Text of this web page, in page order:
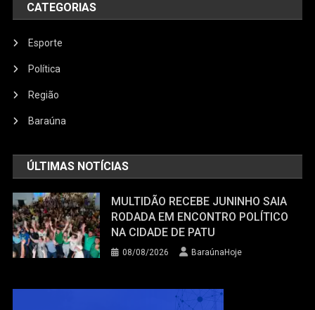
CATEGORIAS
Esporte
Política
Região
Baraúna
ÚLTIMAS NOTÍCIAS
MULTIDÃO RECEBE JUNINHO SAIA
RODADA EM ENCONTRO POLÍTICO
NA CIDADE DE PATU
08/08/2026 BaraúnaHoje